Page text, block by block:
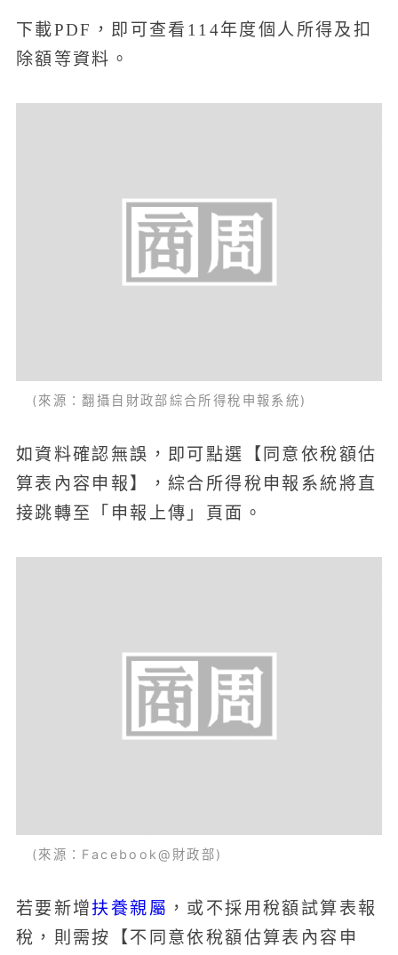
下載PDF，即可查看114年度個人所得及扣
除額等資料。
(來源：翻攝自財政部綜合所得稅申報系統)
如資料確認無誤，即可點選【同意依稅額估
算表內容申報】，綜合所得稅申報系統將直
接跳轉至「申報上傳」頁面。
(來源：Facebook@財政部)
若要新增扶養親屬 ，或不採用稅額試算表報
稅，則需按【不同意依稅額估算表內容申